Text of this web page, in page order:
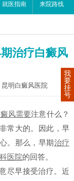
就医指南 来院路线
治疗白癜风
昆明白癜风医院
风需要注意什么？
常大的。因此，早
。那么，早期治疗
医院的回答。
尽早接受治疗。近
我
要
挂
号